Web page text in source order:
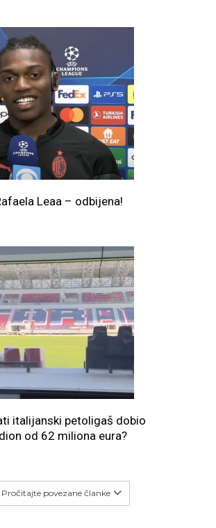
Leaa – odbijena!
italijanski petoligaš dobio
od 62 miliona eura?
Pročitajte povezane članke